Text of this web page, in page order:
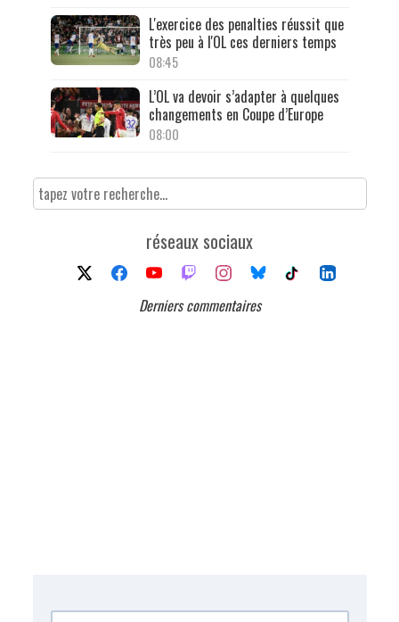
L'exercice des penalties réussit que
très peu à l'OL ces derniers temps
08:45
L’OL va devoir s’adapter à quelques
changements en Coupe d’Europe
08:00
réseaux sociaux
Derniers commentaires